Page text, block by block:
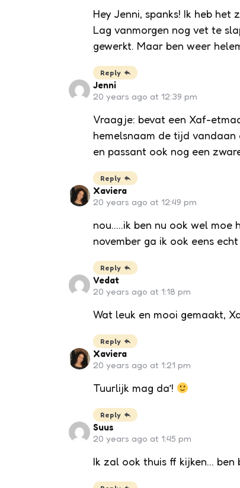
Hey Jenni, spanks! Ik heb
Lag vanmorgen nog vet te
gewerkt. Maar ben weer
Reply
Jenni
20 years ago at 12:39 pm
Vraagje: bevat een Xaf-
hemelsnaam de tijd
en passant ook nog een
Reply
Xaviera
20 years ago at 12:49 pm
nou…..ik ben nu ook wel moe
november ga ik ook eens
Reply
Vedat
20 years ago at 1:18 pm
Wat leuk en mooi gemaakt,
Reply
Xaviera
20 years ago at 1:21 pm
Tuurlijk mag da’!
Reply
Suus
20 years ago at 1:45 pm
Ik zal ook thuis ff kijken… ben